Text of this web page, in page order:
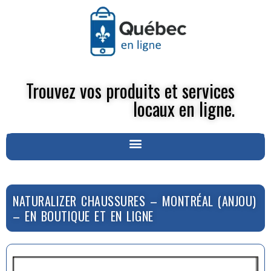
Trouvez vos produits et services
locaux en ligne.
NATURALIZER CHAUSSURES – MONTRÉAL (ANJOU)
– EN BOUTIQUE ET EN LIGNE